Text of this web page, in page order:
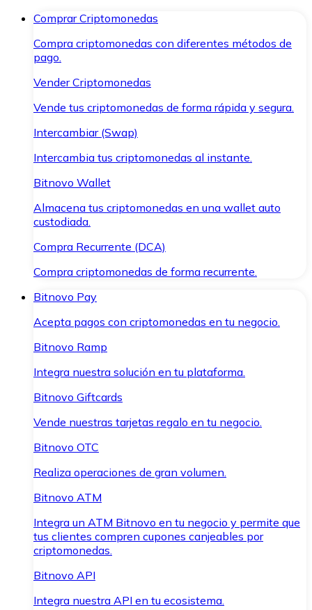
Comprar Criptomonedas
Compra criptomonedas con diferentes métodos de
pago.
Vender Criptomonedas
Vende tus criptomonedas de forma rápida y segura.
Intercambiar (Swap)
Intercambia tus criptomonedas al instante.
Bitnovo Wallet
Almacena tus criptomonedas en una wallet auto
custodiada.
Compra Recurrente (DCA)
Compra criptomonedas de forma recurrente.
Bitnovo Pay
Acepta pagos con criptomonedas en tu negocio.
Bitnovo Ramp
Integra nuestra solución en tu plataforma.
Bitnovo Giftcards
Vende nuestras tarjetas regalo en tu negocio.
Bitnovo OTC
Realiza operaciones de gran volumen.
Bitnovo ATM
Integra un ATM Bitnovo en tu negocio y permite que
tus clientes compren cupones canjeables por
criptomonedas.
Bitnovo API
Integra nuestra API en tu ecosistema.